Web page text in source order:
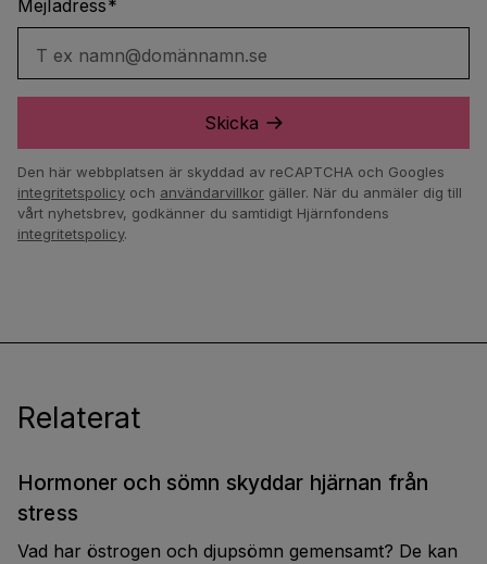
Mejladress*
T ex namn@domännamn.se
Skicka
Den här webbplatsen är skyddad av reCAPTCHA och Googles
integritetspolicy och användarvillkor gäller. När du anmäler dig till
vårt nyhetsbrev, godkänner du samtidigt Hjärnfondens
integritetspolicy.
Relaterat
Hormoner och sömn skyddar hjärnan från
stress
Vad har östrogen och djupsömn gemensamt? De kan